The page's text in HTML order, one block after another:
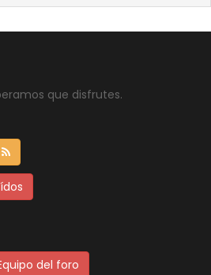
que disfrutes.
del foro